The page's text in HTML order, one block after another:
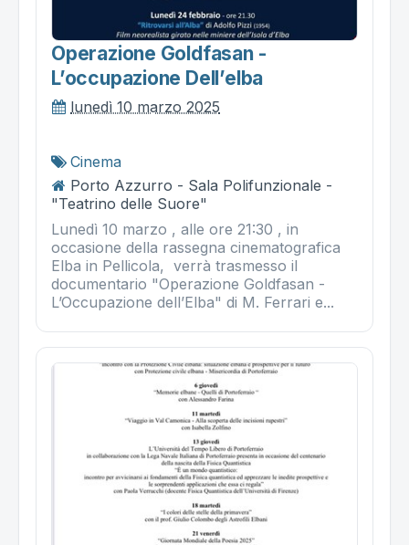
Operazione Goldfasan -
L’occupazione Dell’elba
lunedì 10 marzo 2025
Cinema
Porto Azzurro - Sala Polifunzionale -
"Teatrino delle Suore"
Lunedì 10 marzo , alle ore 21:30 , in
occasione della rassegna cinematografica
Elba in Pellicola, verrà trasmesso il
documentario "Operazione Goldfasan -
L’Occupazione dell’Elba" di M. Ferrari e...